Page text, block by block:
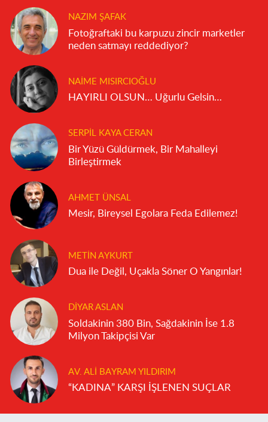
NAZIM ŞAFAK
Fotoğraftaki bu karpuzu zincir marketler
neden satmayı reddediyor?
NAIME MISIRCIOĞLU
HAYIRLI OLSUN… Uğurlu Gelsin…
SERPIL KAYA CERAN
Bir Yüzü Güldürmek, Bir Mahalleyi
Birleştirmek
AHMET ÜNSAL
Mesir, Bireysel Egolara Feda Edilemez!
METIN AYKURT
Dua ile Değil, Uçakla Söner O Yangınlar!
DIYAR ASLAN
Soldakinin 380 Bin, Sağdakinin İse 1.8
Milyon Takipçisi Var
AV. ALI BAYRAM YILDIRIM
“KADINA” KARŞI İŞLENEN SUÇLAR